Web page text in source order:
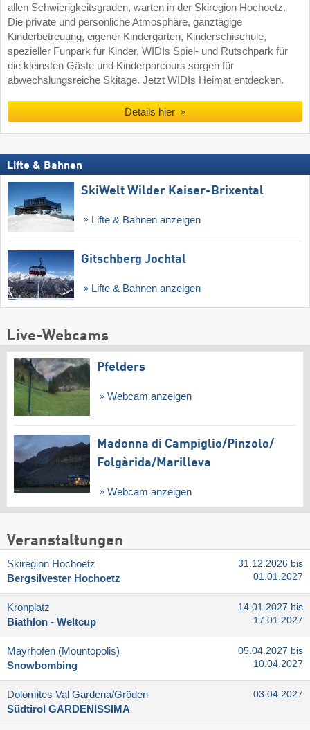
allen Schwierigkeitsgraden, warten in der Skiregion Hochoetz.
Die private und persönliche Atmosphäre, ganztägige
Kinderbetreuung, eigener Kindergarten, Kinderschischule,
spezieller Funpark für Kinder, WIDIs Spiel- und Rutschpark für
die kleinsten Gäste und Kinderparcours sorgen für
abwechslungsreiche Skitage. Jetzt WIDIs Heimat entdecken.
Details hier
Lifte & Bahnen
SkiWelt Wilder Kaiser-Brixental
Lifte & Bahnen anzeigen
Gitschberg Jochtal
Lifte & Bahnen anzeigen
Live-Webcams
Pfelders
Webcam anzeigen
Madonna di Campiglio/​Pinzolo/​
Folgàrida/​Marilleva
Webcam anzeigen
Veranstaltungen
Skiregion Hochoetz
Bergsilvester Hochoetz
31.12.2026 bis
01.01.2027
Kronplatz
Biathlon - Weltcup
14.01.2027 bis
17.01.2027
Mayrhofen (Mountopolis)
Snowbombing
05.04.2027 bis
10.04.2027
Dolomites Val Gardena/​Gröden
Südtirol GARDENISSIMA
03.04.2027